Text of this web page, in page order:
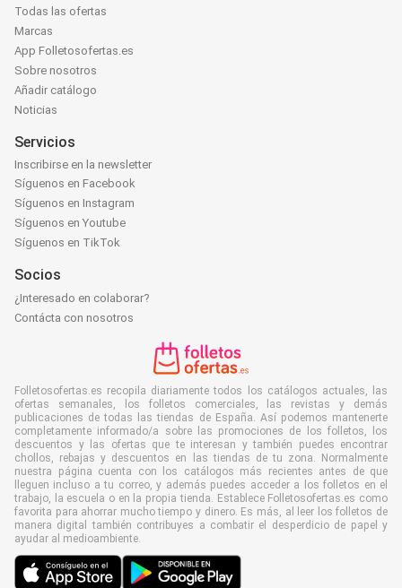
Todas las ofertas
Marcas
App Folletosofertas.es
Sobre nosotros
Añadir catálogo
Noticias
Servicios
Inscribirse en la newsletter
Síguenos en Facebook
Síguenos en Instagram
Síguenos en Youtube
Síguenos en TikTok
Socios
¿Interesado en colaborar?
Contácta con nosotros
Folletosofertas.es recopila diariamente todos los catálogos actuales, las
ofertas semanales, los folletos comerciales, las revistas y demás
publicaciones de todas las tiendas de España. Así podemos mantenerte
completamente informado/a sobre las promociones de los folletos, los
descuentos y las ofertas que te interesan y también puedes encontrar
chollos, rebajas y descuentos en las tiendas de tu zona. Normalmente
nuestra página cuenta con los catálogos más recientes antes de que
lleguen incluso a tu correo, y además puedes acceder a los folletos en el
trabajo, la escuela o en la propia tienda. Establece Folletosofertas.es como
favorita para ahorrar mucho tiempo y dinero. Es más, al leer los folletos de
manera digital también contribuyes a combatir el desperdicio de papel y
ayudar al medioambiente.